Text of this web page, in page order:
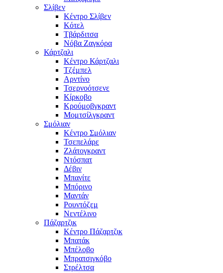
Σλίβεν
Κέντρο Σλίβεν
Κότελ
Τβάρδιτσα
Νόβα Ζαγκόρα
Κάρτζαλι
Κέντρο Κάρτζαλι
Τζέμπελ
Αρντίνο
Τσερνοότσενε
Κίρκοβο
Κρούμοβγκραντ
Μομτσίλγκραντ
Σμόλιαν
Κέντρο Σμόλιαν
Τσεπελάρε
Ζλάτογκραντ
Ντόσπατ
Δέβιν
Μπανίτε
Μπόρινο
Μαντάν
Ρουντόζεμ
Νεντέλινο
Πάζαρτζικ
Κέντρο Πάζαρτζικ
Μπατάκ
Μπέλοβο
Μπρατσιγκόβο
Στρέλτσα